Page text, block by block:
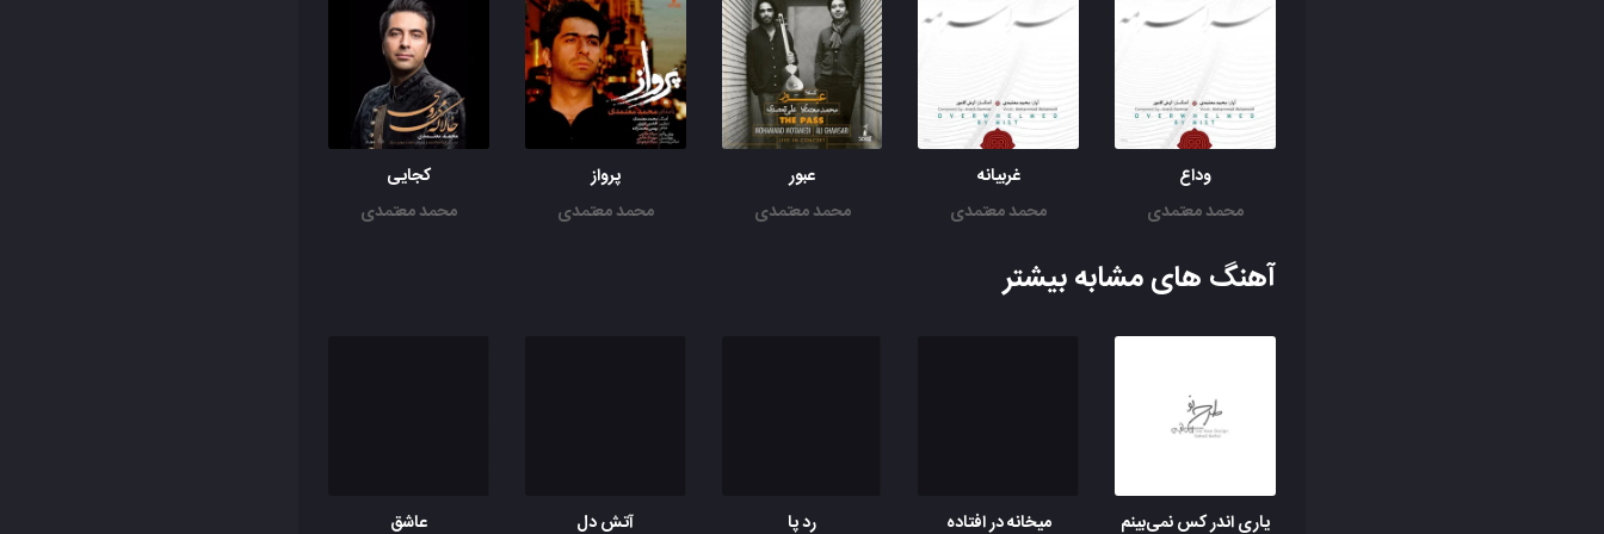
وداع
محمد معتمدی
غربیانه
محمد معتمدی
عبور
محمد معتمدی
پرواز
محمد معتمدی
کجایی
محمد معتمدی
آهنگ های مشابه بیشتر
یاری اندر کس نمی‌بینم میخانه در افتاده رد پا آتش دل عاشق